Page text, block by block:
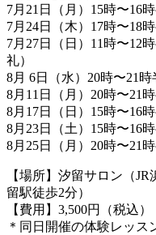
7月21日（月）15時〜16
7月24日（木）17時〜18
7月27日（日）11時〜
礼）
8月 6日（水）20時〜21時
8月11日（月）20時〜
8月17日（日）15時〜16
8月23日（土）15時〜16
8月25日（月）20時〜
【場所】汐留サロン（
留駅徒歩2分）
【費用】3,500円（税込）
＊同日開催の体験レッス